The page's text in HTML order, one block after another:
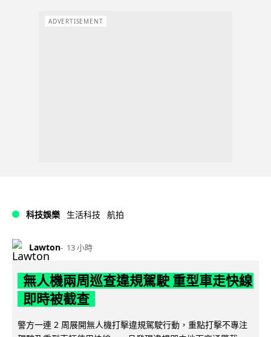
ADVERTISEMENT
科技娛樂 生活科技 航拍
Lawton 13 小時
無人機兩周巡查違規駕駛 重型車走快線
即時被截查
警方一連 2 周展開無人機打擊違規駕駛行動，重點打擊不專注